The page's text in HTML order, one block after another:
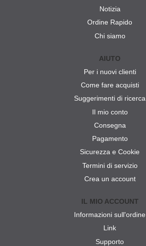
Notizia
Ordine Rapido
Chi siamo
AIUTO
Per i nuovi clienti
Come fare acquisti
Suggerimenti di ricerca
Il mio conto
Consegna
Pagamento
Sicurezza e Cookie
Termini di servizio
Crea un account
IL MIO ACCOUNT
Informazioni sull'ordine
Link
Supporto